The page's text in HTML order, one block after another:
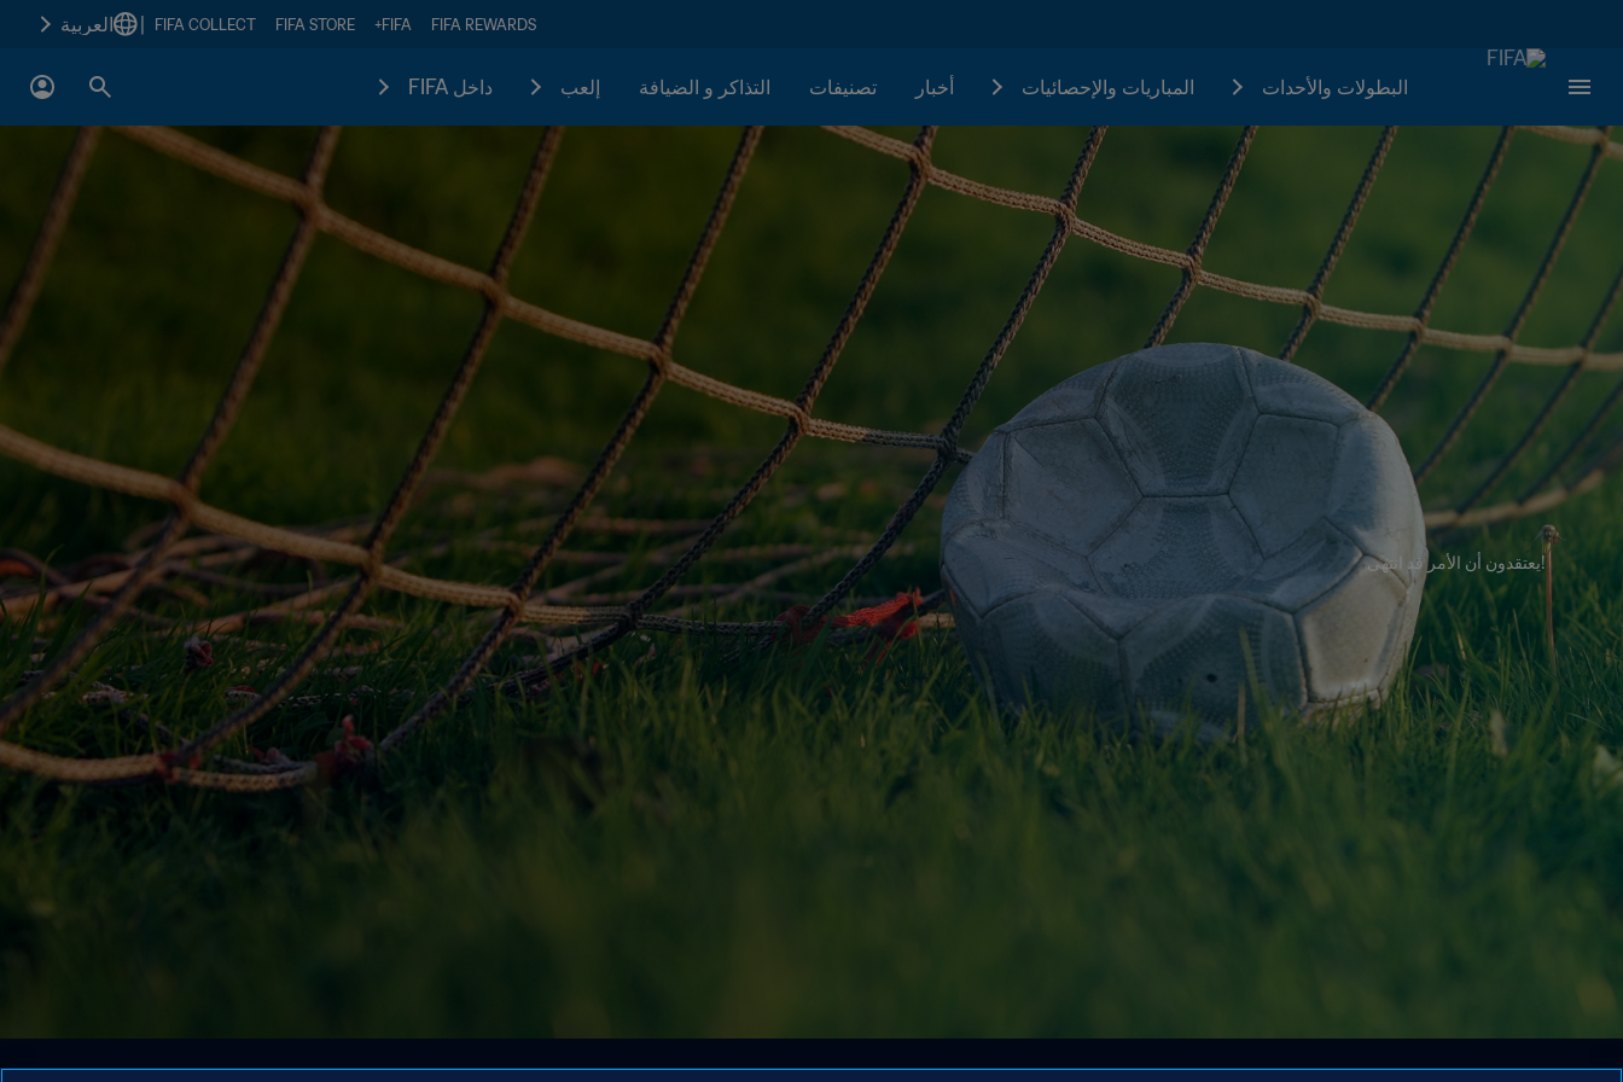
FIFA REWARDS
FIFA+
FIFA STORE
FIFA COLLECT العربية
البطولات والأحدات المباريات والإحصائيات أخبار تصنيفات التذاكر و الضيافة إلعب داخل FIFA
!يعتقدون أن الأمر قد انتهى